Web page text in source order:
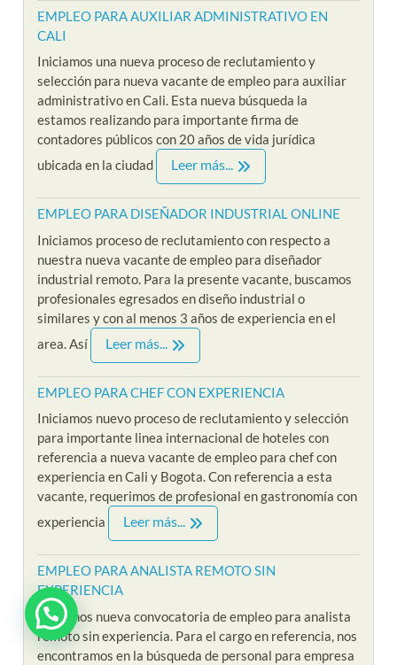
EMPLEO PARA AUXILIAR ADMINISTRATIVO EN
CALI
Iniciamos una nueva proceso de reclutamiento y
selección para nueva vacante de empleo para auxiliar
administrativo en Cali. Esta nueva búsqueda la
estamos realizando para importante firma de
contadores públicos con 20 años de vida jurídica
ubicada en la ciudad
Leer más...
EMPLEO PARA DISEÑADOR INDUSTRIAL ONLINE
Iniciamos proceso de reclutamiento con respecto a
nuestra nueva vacante de empleo para diseñador
industrial remoto. Para la presente vacante, buscamos
profesionales egresados en diseño industrial o
similares y con al menos 3 años de experiencia en el
area. Así
Leer más...
EMPLEO PARA CHEF CON EXPERIENCIA
Iniciamos nuevo proceso de reclutamiento y selección
para importante linea internacional de hoteles con
referencia a nueva vacante de empleo para chef con
experiencia en Cali y Bogota. Con referencia a esta
vacante, requerimos de profesional en gastronomía con
experiencia
Leer más...
EMPLEO PARA ANALISTA REMOTO SIN
EXPERIENCIA
Iniciamos nueva convocatoria de empleo para analista
remoto sin experiencia. Para el cargo en referencia, nos
encontramos en la búsqueda de personal para empresa
¿ Estas interesado en Riklarma ?